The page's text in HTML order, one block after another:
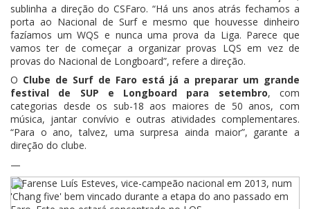
sublinha a direção do CSFaro. “Há uns anos atrás fechamos a
porta ao Nacional de Surf e mesmo que houvesse dinheiro
fazíamos um WQS e nunca uma prova da Liga. Parece que
vamos ter de começar a organizar provas LQS em vez de
provas do Nacional de Longboard”, refere a direção.
O Clube de Surf de Faro está já a preparar um grande
festival de SUP e Longboard para setembro, com
categorias desde os sub-18 aos maiores de 50 anos, com
música, jantar convívio e outras atividades complementares.
“Para o ano, talvez, uma surpresa ainda maior”, garante a
direção do clube.
—